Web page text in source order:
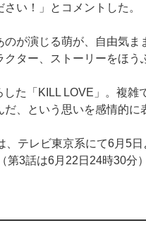
い！」とコメントした。
が演じる萌が、自由気ま
ター、ストーリーをほう
た「KILL LOVE」。複雑
、という思いを感情的に
テレビ東京系にて6月5
3話は6月22日24時30分